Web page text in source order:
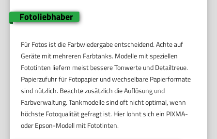
Fotoliebhaber
Für Fotos ist die Farbwiedergabe entscheidend. Achte auf
Geräte mit mehreren Farbtanks. Modelle mit speziellen
Fototinten liefern meist bessere Tonwerte und Detailtreue.
Papierzufuhr für Fotopapier und wechselbare Papierformate
sind nützlich. Beachte zusätzlich die Auflösung und
Farbverwaltung. Tankmodelle sind oft nicht optimal, wenn
höchste Fotoqualität gefragt ist. Hier lohnt sich ein PIXMA-
oder Epson-Modell mit Fototinten.